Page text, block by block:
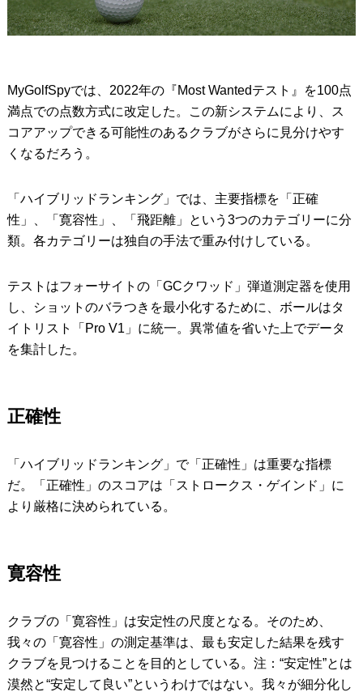
MyGolfSpyでは、2022年の『Most Wantedテスト』を100点
満点での点数方式に改定した。この新システムにより、ス
コアアップできる可能性のあるクラブがさらに見分けやす
くなるだろう。
「ハイブリッドランキング」では、主要指標を「正確
性」、「寛容性」、「飛距離」という3つのカテゴリーに分
類。各カテゴリーは独自の手法で重み付けしている。
テストはフォーサイトの「GCクワッド」弾道測定器を使用
し、ショットのバラつきを最小化するために、ボールはタ
イトリスト「Pro V1」に統一。異常値を省いた上でデータ
を集計した。
正確性
「ハイブリッドランキング」で「正確性」は重要な指標
だ。「正確性」のスコアは「ストロークス・ゲインド」に
より厳格に決められている。
寛容性
クラブの「寛容性」は安定性の尺度となる。そのため、
我々の「寛容性」の測定基準は、最も安定した結果を残す
クラブを見つけることを目的としている。注：“安定性”とは
漠然と“安定して良い”というわけではない。我々が細分化し